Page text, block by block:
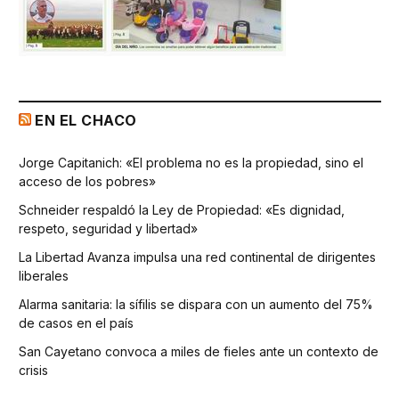
EN EL CHACO
Jorge Capitanich: «El problema no es la propiedad, sino el
acceso de los pobres»
Schneider respaldó la Ley de Propiedad: «Es dignidad,
respeto, seguridad y libertad»
La Libertad Avanza impulsa una red continental de dirigentes
liberales
Alarma sanitaria: la sífilis se dispara con un aumento del 75%
de casos en el país
San Cayetano convoca a miles de fieles ante un contexto de
crisis